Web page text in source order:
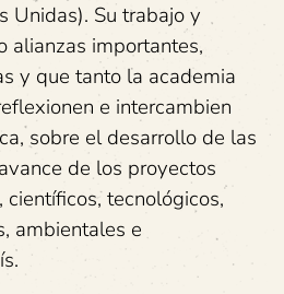
Unidas). Su trabajo y
alianzas importantes,
y que tanto la academia
e intercambien
sobre el desarrollo de las
de los proyectos
científicos, tecnológicos,
ambientales e